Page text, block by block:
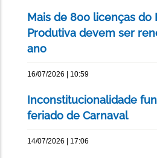
Mais de 800 licenças do
Produtiva devem ser
ano
16/07/2026 | 10:59
Inconstitucionalidade
feriado de Carnaval
14/07/2026 | 17:06